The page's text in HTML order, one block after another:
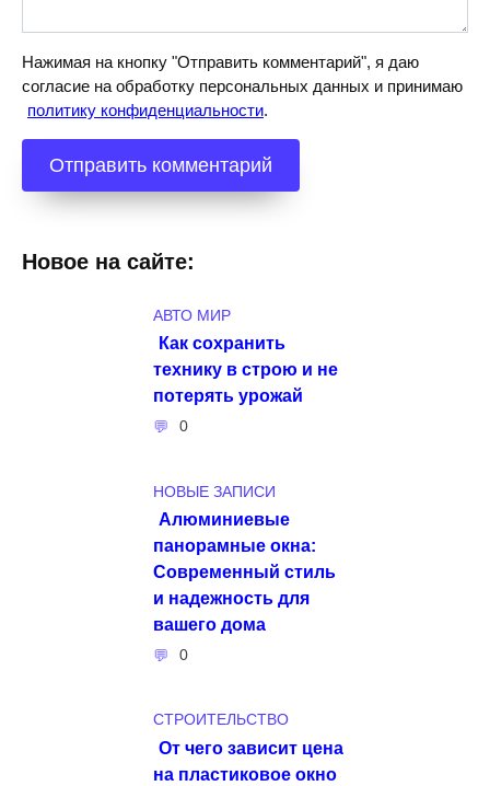
Нажимая на кнопку "Отправить комментарий", я даю
согласие на обработку персональных данных и принимаю
политику конфиденциальности.
Новое на сайте:
АВТО МИР
Как сохранить
технику в строю и не
потерять урожай
0
НОВЫЕ ЗАПИСИ
Алюминиевые
панорамные окна:
Современный стиль
и надежность для
вашего дома
0
СТРОИТЕЛЬСТВО
От чего зависит цена
на пластиковое окно